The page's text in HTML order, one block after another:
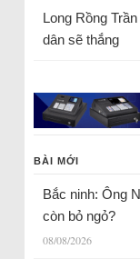
Long Rồng Trần
dân sẽ thắng
BÀI MỚI
Bắc ninh: Ông
còn bỏ ngỏ?
08/08/2026